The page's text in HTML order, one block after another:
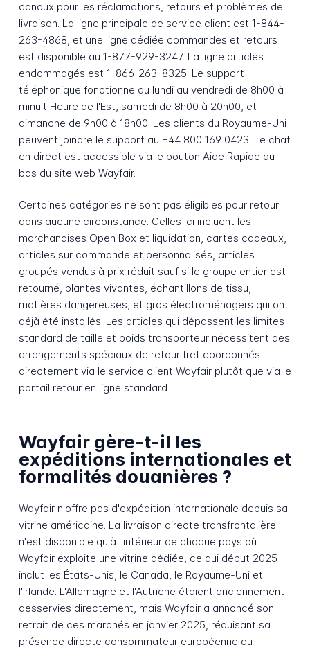
canaux pour les réclamations, retours et problèmes de
livraison. La ligne principale de service client est 1-844-
263-4868, et une ligne dédiée commandes et retours
est disponible au 1-877-929-3247. La ligne articles
endommagés est 1-866-263-8325. Le support
téléphonique fonctionne du lundi au vendredi de 8h00 à
minuit Heure de l'Est, samedi de 8h00 à 20h00, et
dimanche de 9h00 à 18h00. Les clients du Royaume-Uni
peuvent joindre le support au +44 800 169 0423. Le chat
en direct est accessible via le bouton Aide Rapide au
bas du site web Wayfair.
Certaines catégories ne sont pas éligibles pour retour
dans aucune circonstance. Celles-ci incluent les
marchandises Open Box et liquidation, cartes cadeaux,
articles sur commande et personnalisés, articles
groupés vendus à prix réduit sauf si le groupe entier est
retourné, plantes vivantes, échantillons de tissu,
matières dangereuses, et gros électroménagers qui ont
déjà été installés. Les articles qui dépassent les limites
standard de taille et poids transporteur nécessitent des
arrangements spéciaux de retour fret coordonnés
directement via le service client Wayfair plutôt que via le
portail retour en ligne standard.
Wayfair gère-t-il les
expéditions internationales et
formalités douanières ?
Wayfair n'offre pas d'expédition internationale depuis sa
vitrine américaine. La livraison directe transfrontalière
n'est disponible qu'à l'intérieur de chaque pays où
Wayfair exploite une vitrine dédiée, ce qui début 2025
inclut les États-Unis, le Canada, le Royaume-Uni et
l'Irlande. L'Allemagne et l'Autriche étaient anciennement
desservies directement, mais Wayfair a annoncé son
retrait de ces marchés en janvier 2025, réduisant sa
présence directe consommateur européenne au